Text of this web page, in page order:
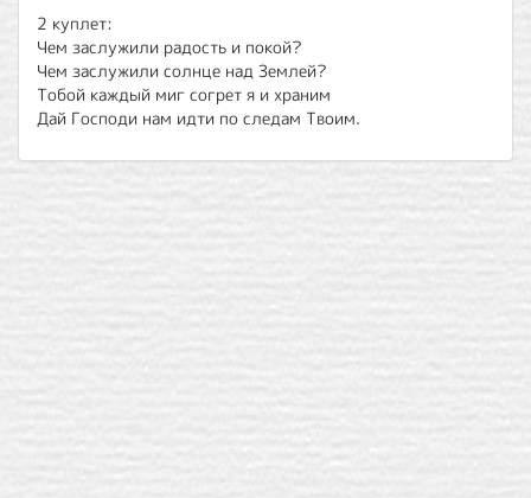
2 куплет:
Чем заслужили радость и покой?
Чем заслужили солнце над Землей?
Тобой каждый миг согрет я и храним
Дай Господи нам идти по следам Твоим.